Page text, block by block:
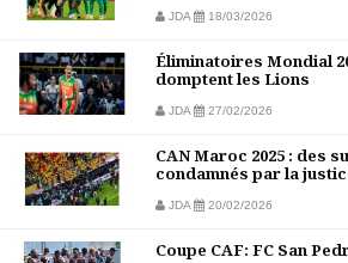
JDA 18/03/2026
Éliminatoires Mondial
domptent les Lions
JDA 27/02/2026
CAN Maroc 2025 : des
condamnés par la
JDA 20/02/2026
Coupe CAF: FC San